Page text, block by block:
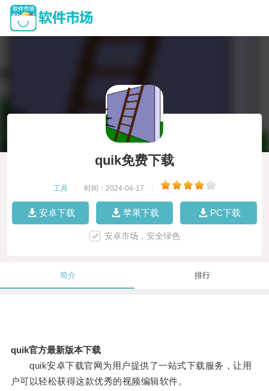
quik免费下载
工具 时间：2024-04-17
安卓下载 苹果下载 PC下载
安卓市场，安全绿色
简介 排行
quik官方最新版本下载
quik安卓下载官网为用户提供了一站式下载服务，让用
户可以轻松获得这款优秀的视频编辑软件。